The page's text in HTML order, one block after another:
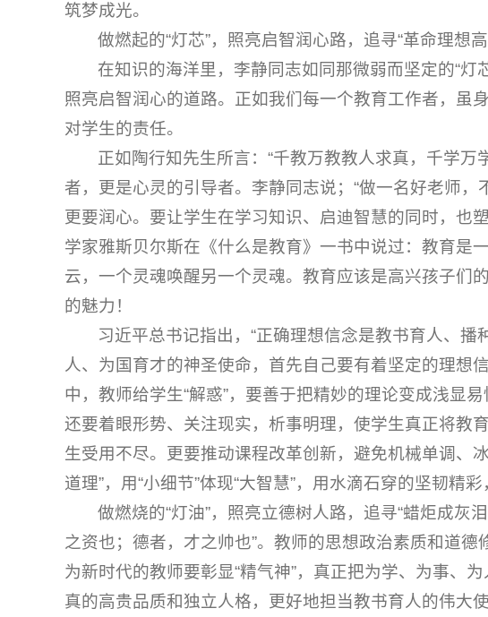
筑梦成光。
做燃起的“灯芯”，照亮启智润心路，追寻“革命理想高
在知识的海洋里，李静同志如同那微弱而坚定的“灯
照亮启智润心的道路。正如我们每一个教育工作者，虽
对学生的责任。
正如陶行知先生所言：“千教万教教人求真，千学万
者，更是心灵的引导者。李静同志说；“做一名好老师，
更要润心。要让学生在学习知识、启迪智慧的同时，也
学家雅斯贝尔斯在《什么是教育》一书中说过：教育是
云，一个灵魂唤醒另一个灵魂。教育应该是高兴孩子们
的魅力！
习近平总书记指出，“正确理想信念是教书育人、播
人、为国育才的神圣使命，首先自己要有着坚定的理想
中，教师给学生“解惑”，要善于把精妙的理论变成浅显
还要着眼形势、关注现实，析事明理，使学生真正将教
生受用不尽。更要推动课程改革创新，避免机械单调、
道理”，用“小细节”体现“大智慧”，用水滴石穿的坚韧精
做燃烧的“灯油”，照亮立德树人路，追寻“蜡炬成灰
之资也；德者，才之帅也”。教师的思想政治素质和道
为新时代的教师要彰显“精气神”，真正把为学、为事、
真的高贵品质和独立人格，更好地担当教书育人的伟大